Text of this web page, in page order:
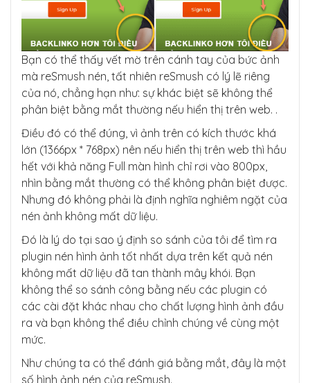
Bạn có thể thấy vết mờ trên cánh tay của bức ảnh
mà reSmush nén, tất nhiên reSmush có lý lẽ riêng
của nó, chẳng hạn như: sự khác biệt sẽ không thể
phân biệt bằng mắt thường nếu hiển thị trên web. .
Điều đó có thể đúng, vì ảnh trên có kích thước khá
lớn (1366px * 768px) nên nếu hiển thị trên web thì hầu
hết với khả năng Full màn hình chỉ rơi vào 800px,
nhìn bằng mắt thường có thể không phân biệt được.
Nhưng đó không phải là định nghĩa nghiêm ngặt của
nén ảnh không mất dữ liệu.
Đó là lý do tại sao ý định so sánh của tôi để tìm ra
plugin nén hình ảnh tốt nhất dựa trên kết quả nén
không mất dữ liệu đã tan thành mây khói. Bạn
không thể so sánh công bằng nếu các plugin có
các cài đặt khác nhau cho chất lượng hình ảnh đầu
ra và bạn không thể điều chỉnh chúng về cùng một
mức.
Như chúng ta có thể đánh giá bằng mắt, đây là một
số hình ảnh nén của reSmush.